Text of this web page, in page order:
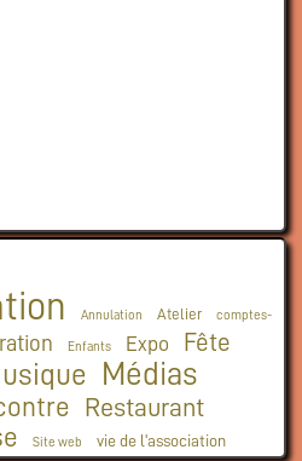
Annulation Atelier comptes-
Enfants Expo Fête
Médias
Restaurant
Site web vie de l'association